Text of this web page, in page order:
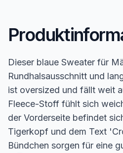
Dieser blaue Sweater für
Rundhalsausschnitt und
ist oversized und fällt weit
Fleece-Stoff fühlt sich
der Vorderseite befindet
Tigerkopf und dem Text
Bündchen sorgen für eine